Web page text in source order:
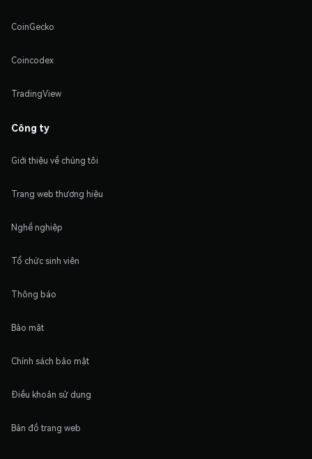
CoinGecko
Coincodex
TradingView
Công ty
Giới thiệu về chúng tôi
Trang web thương hiệu
Nghề nghiệp
Tổ chức sinh viên
Thông báo
Bảo mật
Chính sách bảo mật
Điều khoản sử dụng
Bản đồ trang web